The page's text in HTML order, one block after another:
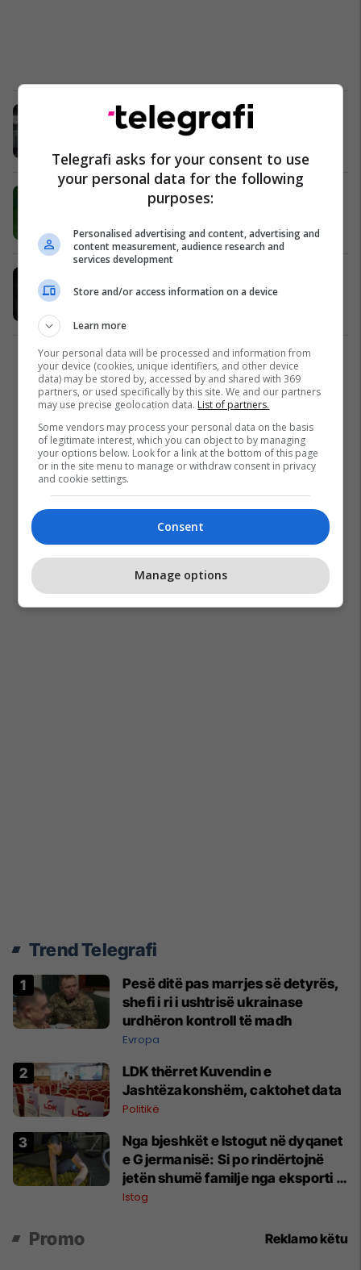
Pagat e të gjithë trajnerëve në Serie
A, Conte dukshëm më i paguari
Formacionet zyrtare: Juve luan për
Serie A 06/01/2020
udhëtuar te Cagliari për fitore
1
Trend Telegrafi
Pesë ditë pas marrjes së detyrës,
shefi i ri i ushtrisë ukrainase
urdhëron kontroll të madh
Evropa
LDK thërret Kuvendin e
Jashtëzakonshëm, caktohet data
Politikë
Nga bjeshkët e Istogut në dyqanet
e Gjermanisë: Si po rindërtojnë
jetën shumë familje nga eksporti i
bimëve mjekësore
Istog
Promo Reklamo këtu
Telegrafi asks for your consent to use
your personal data for the following
purposes:
Personalised advertising and content, advertising and
content measurement, audience research and
services development
Store and/or access information on a device
Learn more
Your personal data will be processed and information from
your device (cookies, unique identifiers, and other device
data) may be stored by, accessed by and shared with 369
partners, or used specifically by this site. We and our partners
may use precise geolocation data. List of partners.
Some vendors may process your personal data on the basis
of legitimate interest, which you can object to by managing
your options below. Look for a link at the bottom of this page
or in the site menu to manage or withdraw consent in privacy
and cookie settings.
Consent
Manage options